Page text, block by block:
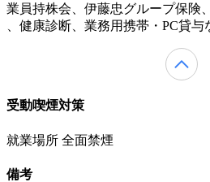
業員持株会、伊藤忠グループ保険
、健康診断、業務用携帯・PC貸与
受動喫煙対策
就業場所 全面禁煙
備考